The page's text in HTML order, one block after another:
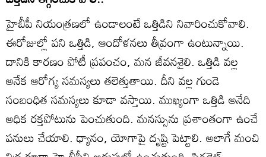
హైబీపీ నియంత్రణలో ఉండాలంటే ఒత్తిడిని నివారించుకోవాలి.
ఈరోజుల్లో పని ఒత్తిడి, ఆందోళనలు తీవ్రంగా ఉంటున్నాయి.
దానికి కారణం పోటీ ప్రపంచం, మన జీవనశైలి. ఒత్తిడి వల్ల
అనేక ఆరోగ్య సమస్యలు తలెత్తుతాయి. దీని వల్ల గుండె
సంబంధిత సమస్యలు కూడా వస్తాయి. ముఖ్యంగా ఒత్తిడి అనేది
అధిక రక్తపోటును పెంచుతుంది. మనస్సును ప్రశాంతంగా ఉంచే
పనులు చేయాలి. ధ్యానం, యోగాపై దృష్టి పెట్టాలి. అలాగే మంచి